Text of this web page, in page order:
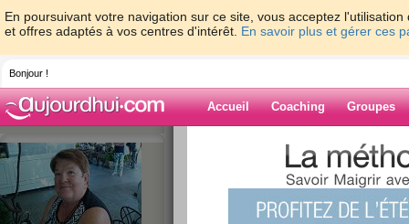
En poursuivant votre navigation sur ce site, vous acceptez
et offres adaptés à vos centres d'intérêt. En savoir plus et gérer ces
Bonjour !
Accueil Coaching Groupes
> > SALUT
Blog de belier1